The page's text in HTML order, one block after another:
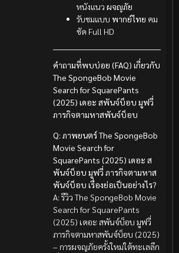
หนังแนว ผจญภัย
รับชมแบบ พากย์ไทย คม
ชัด Full HD
คำถามที่พบบ่อย (FAQ) เกี่ยวกับ
The SpongeBob Movie
Search for SquarePants
(2025) เดอะ สพันจ์บ็อบ มูฟวี่
ภารกิจตามหาสพันจ์บ็อบ
Q: ภาพยนตร์ The SpongeBob
Movie Search for
SquarePants (2025) เดอะ ส
พันจ์บ็อบ มูฟวี่ ภารกิจตามหาส
พันจ์บ็อบ เรื่องย่อเป็นอย่างไร?
A: รีวิว The SpongeBob Movie
Search for SquarePants
(2025) เดอะ สพันจ์บ็อบ มูฟวี่
ภารกิจตามหาสพันจ์บ็อบ (2025)
– การผจญภัยครั้งใหม่ใต้ทะเลลึก